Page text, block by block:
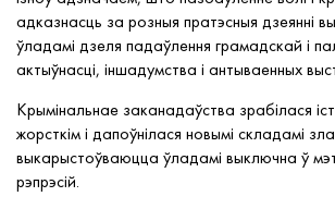
адказнасць за розныя пратэсныя дзеянні
ўладамі дзеля падаўлення грамадскай і
актыўнасці, іншадумства і антываенных
Крымінальнае заканадаўства зрабілася
жорсткім і дапоўнілася новымі складамі
выкарыстоўваюцца ўладамі выключна ў
рэпрэсій.